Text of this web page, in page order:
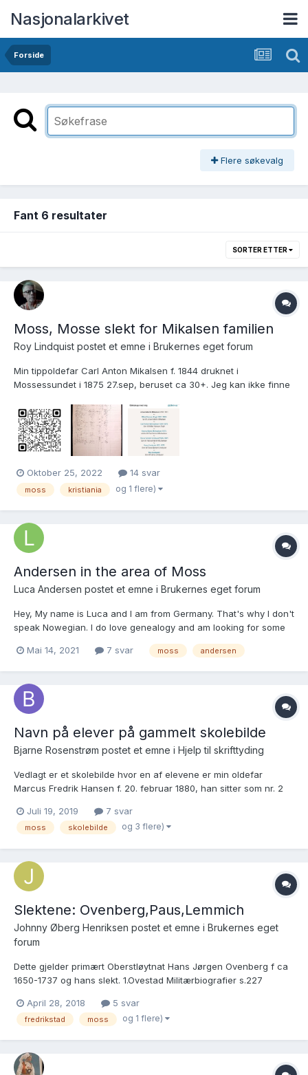
Nasjonalarkivet
Forside
Flere søkevalg
Fant 6 resultater
SORTER ETTER
Moss, Mosse slekt for Mikalsen familien
Roy Lindquist postet et emne i Brukernes eget forum
Min tippoldefar Carl Anton Mikalsen f. 1844 druknet i
Mossessundet i 1875 27.sep, beruset ca 30+. Jeg kan ikke finne
oppdaget at jeg har "stor" slekt i Moss, som er en ny
oppdagelse for meg! Det er begrenset hva jeg kan finne på
Digitala...
Oktober 25, 2022 14 svar
moss kristiania og 1 flere)
Andersen in the area of Moss
Luca Andersen postet et emne i Brukernes eget forum
Hey, My name is Luca and I am from Germany. That's why I don't
speak Nowegian. I do love genealogy and am looking for some
already asked something in an other forum on this website, but I
Mai 14, 2021 7 svar moss andersen
Navn på elever på gammelt skolebilde
Bjarne Rosenstrøm postet et emne i Hjelp til skrifttyding
Vedlagt er et skolebilde hvor en af elevene er min oldefar
Marcus Fredrik Hansen f. 20. februar 1880, han sitter som nr. 2
efter Værlebukten i Moss]. Fotografiet er, antagelig, tatt skoleåret
1887-1888 eller 1888-1889....
Juli 19, 2019 7 svar
moss skolebilde og 3 flere)
Slektene: Ovenberg,Paus,Lemmich
Johnny Øberg Henriksen postet et emne i Brukernes eget
forum
Dette gjelder primært Oberstløytnat Hans Jørgen Ovenberg f ca
1650-1737 og hans slekt. 1.Ovestad Militærbiografier s.227
x.html blir her nevt som Offenberg,Ofvenberg, Hans Jørgen. 2....
April 28, 2018 5 svar
fredrikstad moss og 1 flere)